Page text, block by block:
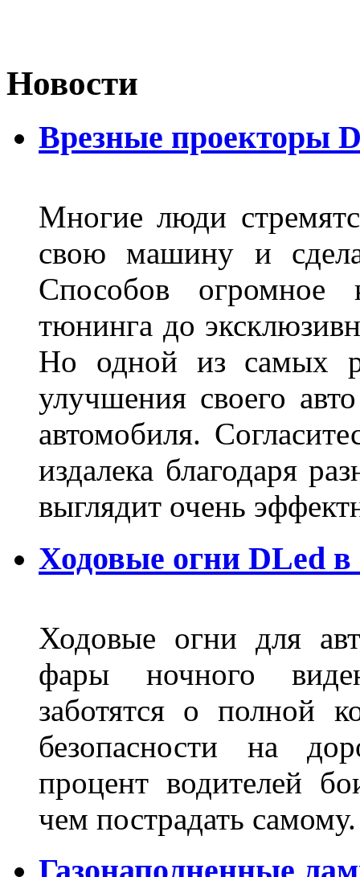
Новости
Врезные проекторы
Многие люди
свою машину и
Способов огромное
тюнинга до
Но одной из самых
улучшения своего
автомобиля.
издалека благодаря
выглядит очень
Ходовые огни DLed
Ходовые огни для
фары ночного
заботятся о полной
безопасности на
процент водителей
чем пострадать самому.